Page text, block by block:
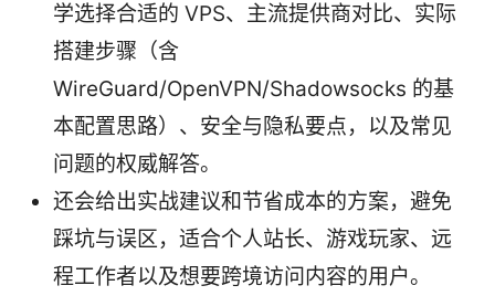
学选择合适的 VPS、主流提供商对比、实际
搭建步骤（含
WireGuard/OpenVPN/Shadowsocks 的基
本配置思路）、安全与隐私要点，以及常见
问题的权威解答。
还会给出实战建议和节省成本的方案，避免
踩坑与误区，适合个人站长、游戏玩家、远
程工作者以及想要跨境访问内容的用户。